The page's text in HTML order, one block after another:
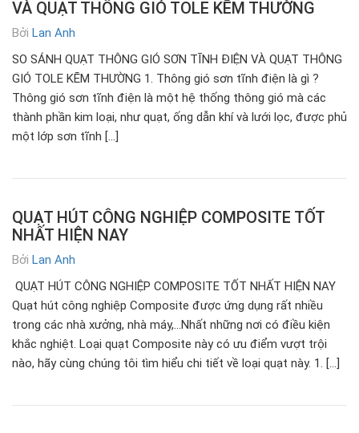
VÀ QUẠT THÔNG GIÓ TOLE KẼM THƯỜNG
Bởi Lan Anh
SO SÁNH QUẠT THÔNG GIÓ SƠN TĨNH ĐIỆN VÀ QUẠT THÔNG
GIÓ TOLE KẼM THƯỜNG 1. Thông gió sơn tĩnh điện là gì ?
Thông gió sơn tĩnh điện là một hệ thống thông gió mà các
thành phần kim loại, như quạt, ống dẫn khí và lưới lọc, được phủ
một lớp sơn tĩnh […]
QUẠT HÚT CÔNG NGHIỆP COMPOSITE TỐT
NHẤT HIỆN NAY
Bởi Lan Anh
QUẠT HÚT CÔNG NGHIỆP COMPOSITE TỐT NHẤT HIỆN NAY
Quạt hút công nghiệp Composite được ứng dụng rất nhiều
trong các nhà xưởng, nhà máy,…Nhất những nơi có điều kiện
khắc nghiệt. Loại quạt Composite này có ưu điểm vượt trội
nào, hãy cùng chúng tôi tìm hiểu chi tiết về loại quạt này. 1. […]